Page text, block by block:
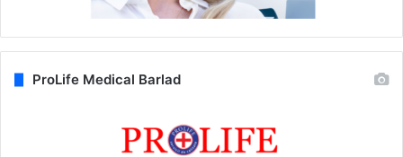
ProLife Medical Barlad